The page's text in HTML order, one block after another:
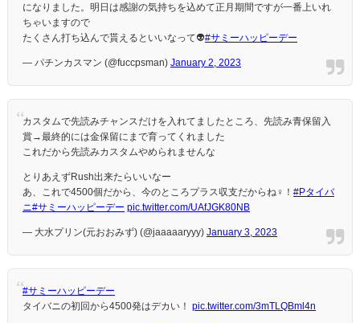
になりました。明日は感謝の気持ちを込めて正月期間ですが一番上いれ
ちゃいますので
たくさん打ち込んで貰えるといいなって👽#サミーハッピーデー
— パチンカスマン (@fuccpsman) January 2, 2023
カスタムで先読みチャンスだけを入れてましたところ、先読み青保留入
賞→最終的には金保留にまで育ってくれました
これだから先読みカスタムやめられませんな
とりあえずRush出来たらいいなー
あ、これで4500個だから、今のところプラス収支だからね‍♀️！ #Pタイバ
ニ#サミーハッピーデー pic.twitter.com/UAfJGK80NB
— 大水プリン(元おおみず) (@jaaaaaryyy) January 3, 2023
#サミーハッピーデー
タイバニの初回から4500発はデカい！ pic.twitter.com/3mTLQBml4n